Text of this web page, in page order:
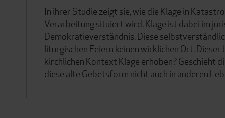
In ihrer Studie zeigt sie, wie die Klage in
Verarbeitung situiert wird. Klage ist dabei im
Demokratieverständnis. Diese
liturgischen Feiern keinen wirklichen Ort.
kirchlichen Kontext Klage erhoben? Geschieht
diese alte Gebetsform nicht auch in anderen